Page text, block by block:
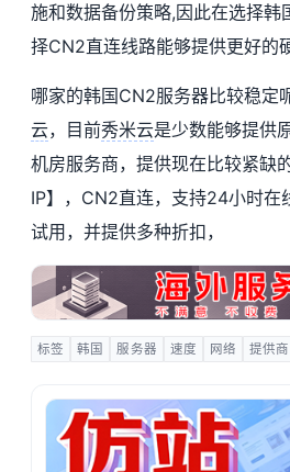
施和数据备份策略,因此在选择韩
择CN2直连线路能够提供更好的
哪家的韩国CN2服务器比较稳定
云，目前秀米云是少数能够提供
机房服务商，提供现在比较紧缺
IP】，CN2直连，支持24小时在
试用，并提供多种折扣，
标签 韩国 服务器 速度 网络 提供商